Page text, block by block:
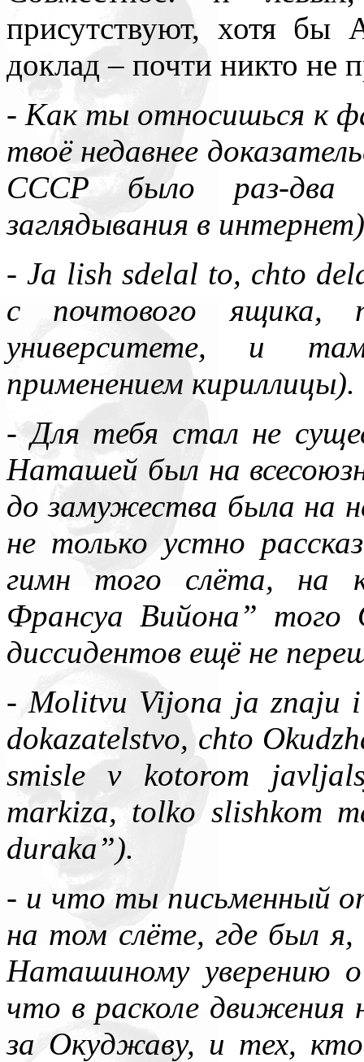
присутствуют, хотя бы
доклад – почти никто не
- Как ты относишься к
твоё недавнее
СССР было раз-два
заглядывания в
- Ja lish sdelal to, chto
с почтового ящика,
университете, и
применением кириллицы).
- Для тебя стал не
Наташей был на
до замужества была на
не только устно
гимн того слёта, на
Франсуа Вийона”
диссидентов ещё не
- Molitvu Vijona ja znaju
dokazatelstvo, chto
smisle v kotorom
markiza, tolko slishkom
duraka”).
- и что ты письменный
на том слёте, где был
Наташиному уверению
что в расколе движения
за Окуджаву, и тех,